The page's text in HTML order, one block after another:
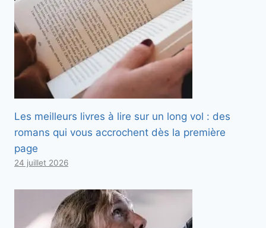
Les meilleurs livres à lire sur un long vol : des
romans qui vous accrochent dès la première
page
24 juillet 2026